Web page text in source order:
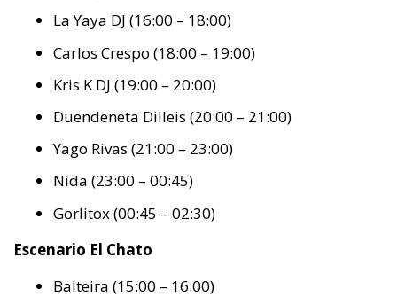
La Yaya DJ (16:00 – 18:00)
Carlos Crespo (18:00 – 19:00)
Kris K DJ (19:00 – 20:00)
Duendeneta Dilleis (20:00 – 21:00)
Yago Rivas (21:00 – 23:00)
Nida (23:00 – 00:45)
Gorlitox (00:45 – 02:30)
Escenario El Chato
Balteira (15:00 – 16:00)